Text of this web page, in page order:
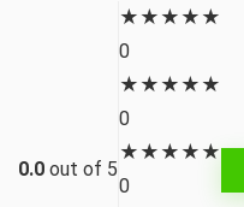
0.0 out of 5
★ ★ ★ ★ ★
0
★ ★ ★ ★ ★
0
★ ★ ★ ★ ★
0